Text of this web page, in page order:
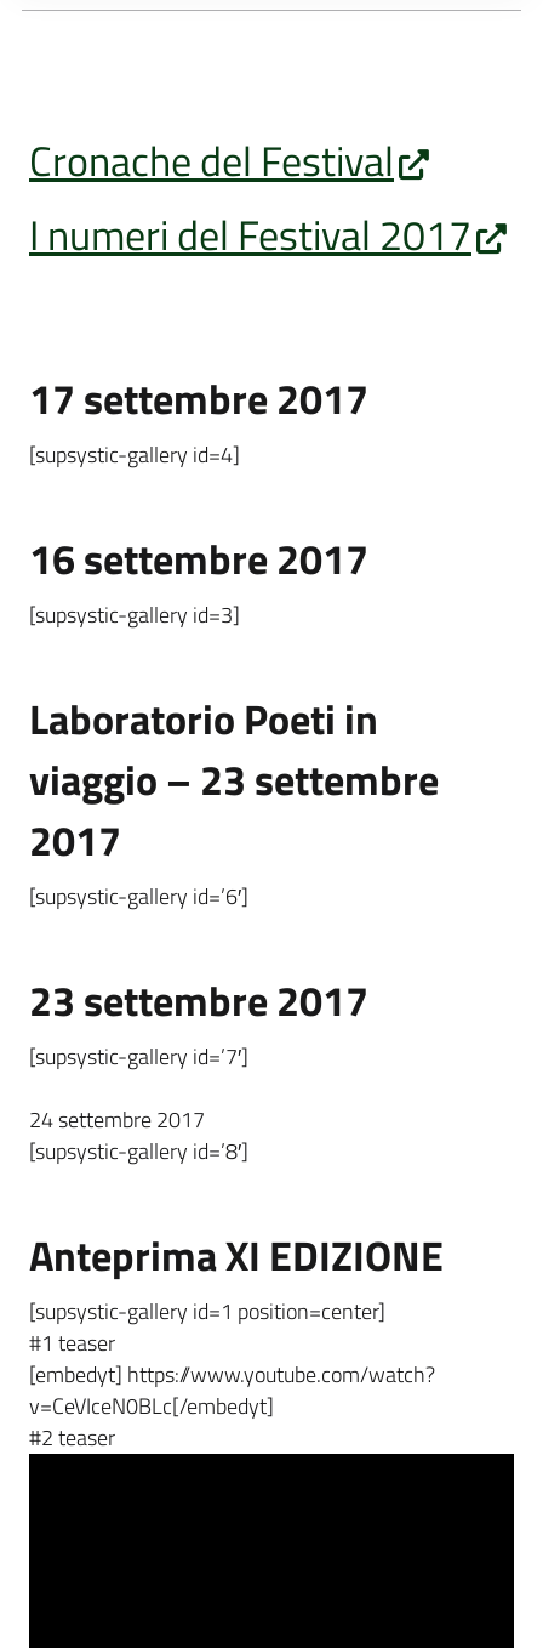
Cronache del Festival
I numeri del Festival 2017
17 settembre 2017
[supsystic-gallery id=4]
16 settembre 2017
[supsystic-gallery id=3]
Laboratorio Poeti in
viaggio – 23 settembre
2017
[supsystic-gallery id=’6′]
23 settembre 2017
[supsystic-gallery id=’7′]
24 settembre 2017
[supsystic-gallery id=’8′]
Anteprima XI EDIZIONE
[supsystic-gallery id=1 position=center]
#1 teaser
[embedyt] https://www.youtube.com/watch?
v=CeVIceN0BLc[/embedyt]
#2 teaser